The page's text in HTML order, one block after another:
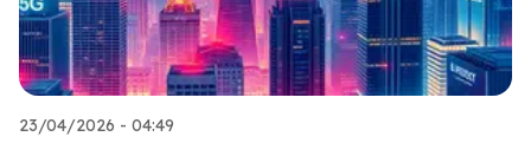
23/04/2026 - 04:49